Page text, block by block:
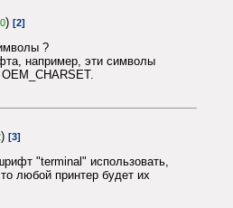
) [2]
?
например, эти символы
) [3]
"terminal" использовать,
любой принтер будет их